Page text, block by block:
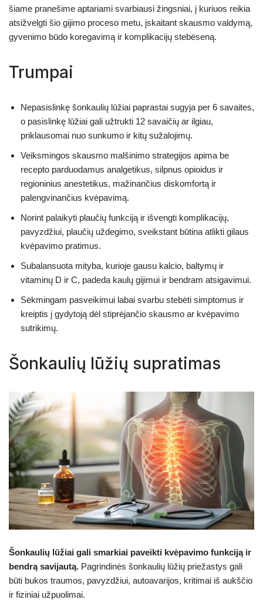
šiame pranešime aptariami svarbiausi žingsniai, į kuriuos reikia
atsižvelgti šio gijimo proceso metu, įskaitant skausmo valdymą,
gyvenimo būdo koregavimą ir komplikacijų stebėseną.
Trumpai
Nepasislinkę šonkaulių lūžiai paprastai sugyja per 6 savaites,
o pasislinkę lūžiai gali užtrukti 12 savaičių ar ilgiau,
priklausomai nuo sunkumo ir kitų sužalojimų.
Veiksmingos skausmo malšinimo strategijos apima be
recepto parduodamus analgetikus, silpnus opioidus ir
regioninius anestetikus, mažinančius diskomfortą ir
palengvinančius kvėpavimą.
Norint palaikyti plaučių funkciją ir išvengti komplikacijų,
pavyzdžiui, plaučių uždegimo, sveikstant būtina atlikti gilaus
kvėpavimo pratimus.
Subalansuota mityba, kurioje gausu kalcio, baltymų ir
vitaminų D ir C, padeda kaulų gijimui ir bendram atsigavimui.
Sėkmingam pasveikimui labai svarbu stebėti simptomus ir
kreiptis į gydytoją dėl stiprėjančio skausmo ar kvėpavimo
sutrikimų.
Šonkaulių lūžių supratimas
Šonkaulių lūžiai gali smarkiai paveikti kvėpavimo funkciją ir
bendrą savijautą. Pagrindinės šonkaulių lūžių priežastys gali
būti bukos traumos, pavyzdžiui, autoavarijos, kritimai iš aukščio
ir fiziniai užpuolimai.